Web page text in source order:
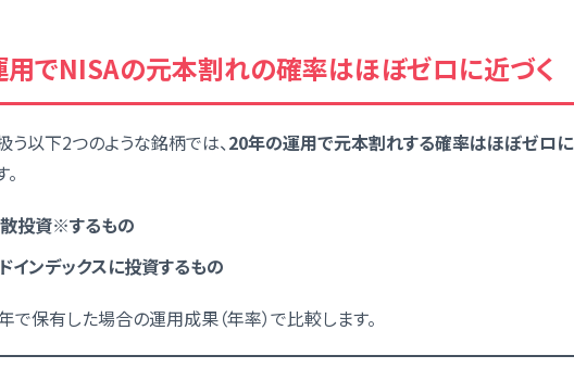
用でNISAの元本割れの確率はほぼゼロに近づく
う以下2つのような銘柄では、20年の運用で元本割れする確率はほぼゼロに
投資※するもの
ンデックスに投資するもの
で保有した場合の運用成果（年率）で比較します。